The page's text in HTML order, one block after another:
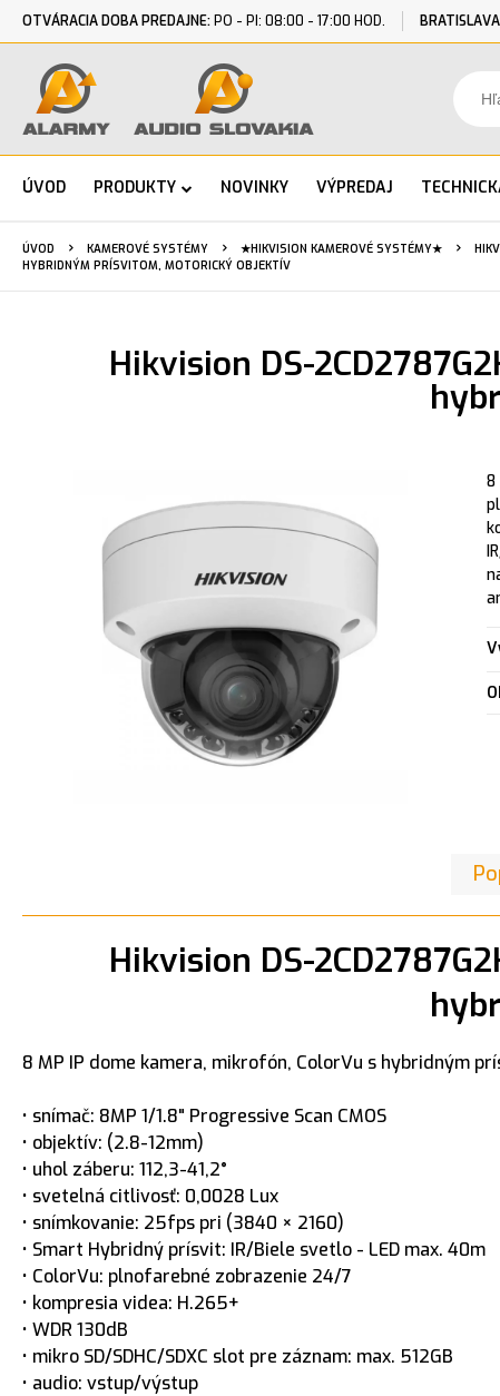
OTVÁRACIA DOBA PREDAJNE: PO - PI: 08:00 - 17:00 HOD.
ÚVOD PRODUKTY NOVINKY VÝPREDAJ
ÚVOD KAMEROVÉ SYSTÉMY ★HIKVISION KAMEROVÉ SYSTÉMY★
HYBRIDNÝM PRÍSVITOM, MOTORICKÝ OBJEKTÍV
Hikvision DS-
8
Hikvision DS-
8 MP IP dome kamera, mikrofón, ColorVu s hybridným
• snímač: 8MP 1/1.8" Progressive Scan CMOS
• objektív: (2.8-12mm)
• uhol záberu: 112,3-41,2°
• svetelná citlivosť: 0,0028 Lux
• snímkovanie: 25fps pri (3840 × 2160)
• Smart Hybridný prísvit: IR/Biele svetlo - LED max. 40m
• ColorVu: plnofarebné zobrazenie 24/7
• kompresia videa: H.265+
• WDR 130dB
• mikro SD/SDHC/SDXC slot pre záznam: max. 512GB
• audio: vstup/výstup